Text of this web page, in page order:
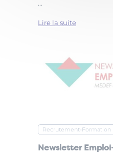
...
Lire la suite
Recrutement-Formation
Newsletter